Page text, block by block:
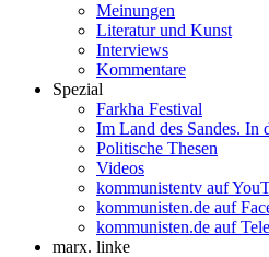
Meinungen
Literatur und Kunst
Interviews
Kommentare
Spezial
Farkha Festival
Im Land des Sandes. In
Politische Thesen
Videos
kommunistentv auf
kommunisten.de auf
kommunisten.de auf
marx. linke